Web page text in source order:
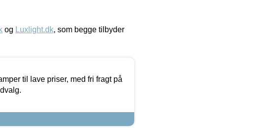
og Luxlight.dk, som begge tilbyder
til lave priser, med fri fragt på